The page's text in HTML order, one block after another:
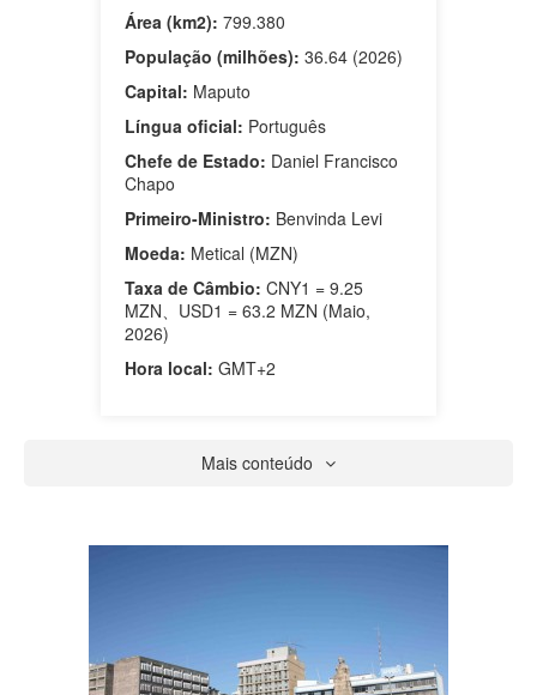
Área (km2): 799.380
População (milhões): 36.64 (2026)
Capital: Maputo
Língua oficial: Português
Chefe de Estado: Daniel Francisco
Chapo
Primeiro-Ministro: Benvinda Levi
Moeda: Metical (MZN)
Taxa de Câmbio: CNY1 = 9.25
MZN、USD1 = 63.2 MZN (Maio,
2026)
Hora local: GMT+2
Mais conteúdo